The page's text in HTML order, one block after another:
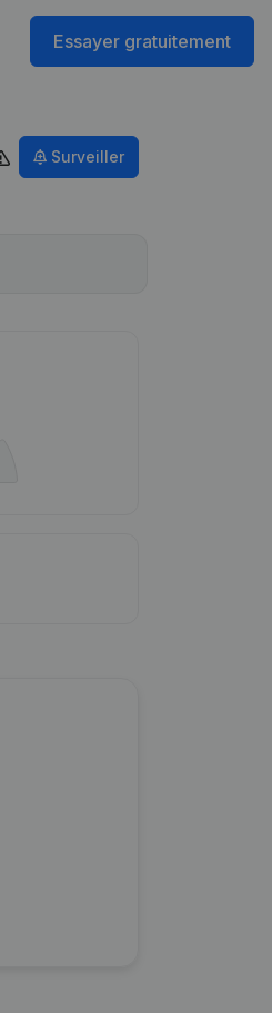
Essayer gratuitement
Surveiller